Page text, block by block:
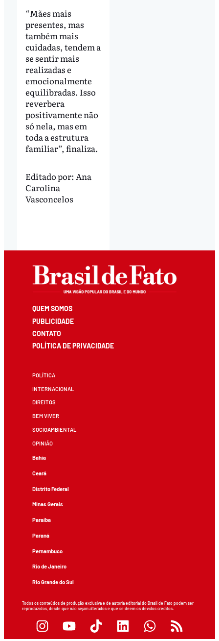
“Mães mais
presentes, mas
também mais
cuidadas, tendem a
se sentir mais
realizadas e
emocionalmente
equilibradas. Isso
reverbera
positivamente não
só nela, mas em
toda a estrutura
familiar”, finaliza.
Editado por: Ana
Carolina
Vasconcelos
QUEM SOMOS
PUBLICIDADE
CONTATO
POLÍTICA DE PRIVACIDADE
POLÍTICA
INTERNACIONAL
DIREITOS
BEM VIVER
SOCIOAMBIENTAL
OPINIÃO
Bahia
Ceará
Distrito Federal
Minas Gerais
Paraíba
Paraná
Pernambuco
Rio de Janeiro
Rio Grande do Sul
Todos os conteúdos de produção exclusiva e de autoria editorial do Brasil de Fato podem ser
reproduzidos, desde que não sejam alterados e que se deem os devidos créditos.